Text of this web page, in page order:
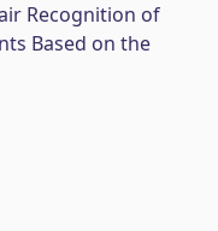
Recognition of
Based on the